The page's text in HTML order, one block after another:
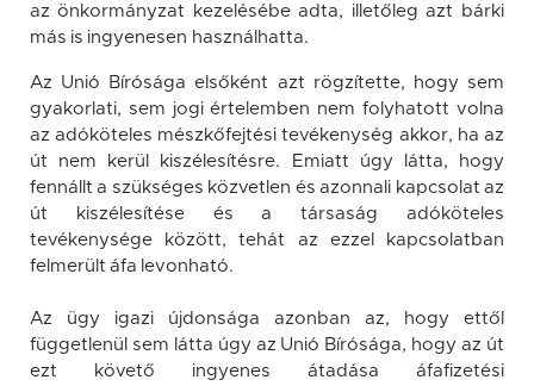
az önkormányzat kezelésébe adta, illetőleg azt bárki
más is ingyenesen használhatta.
Az Unió Bírósága elsőként azt rögzítette, hogy sem
gyakorlati, sem jogi értelemben nem folyhatott volna
az adóköteles mészkőfejtési tevékenység akkor, ha az
út nem kerül kiszélesítésre. Emiatt úgy látta, hogy
fennállt a szükséges közvetlen és azonnali kapcsolat az
út kiszélesítése és a társaság adóköteles
tevékenysége között, tehát az ezzel kapcsolatban
felmerült áfa levonható.
Az ügy igazi újdonsága azonban az, hogy ettől
függetlenül sem látta úgy az Unió Bírósága, hogy az út
ezt követő ingyenes átadása áfafizetési